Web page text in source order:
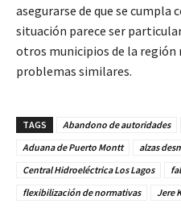
asegurarse de que se cumpla
situación parece ser
otros municipios de la región
problemas similares.
TAGS Abandono de autoridades
Aduana de Puerto Montt
alzas
Central Hidroeléctrica Los Lagos
flexibilización de normativas
Jere